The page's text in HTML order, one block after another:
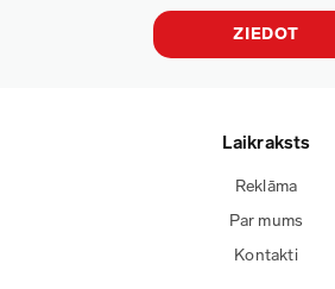
ZIEDOT
Laikraksts
Reklāma
Par mums
Kontakti